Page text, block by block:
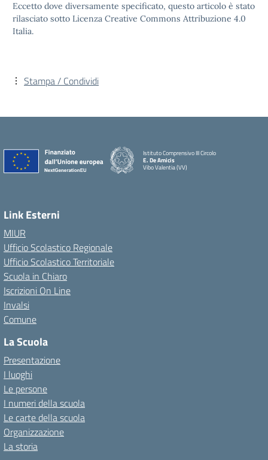
Eccetto dove diversamente specificato, questo articolo è stato
rilasciato sotto Licenza Creative Commons Attribuzione 4.0
Italia.
Stampa / Condividi
Istituto Comprensivo III Circolo
E. De Amicis
Vibo Valentia (VV)
Link Esterni
MIUR
Ufficio Scolastico Regionale
Ufficio Scolastico Territoriale
Scuola in Chiaro
Iscrizioni On Line
Invalsi
Comune
La Scuola
Presentazione
I luoghi
Le persone
I numeri della scuola
Le carte della scuola
Organizzazione
La storia